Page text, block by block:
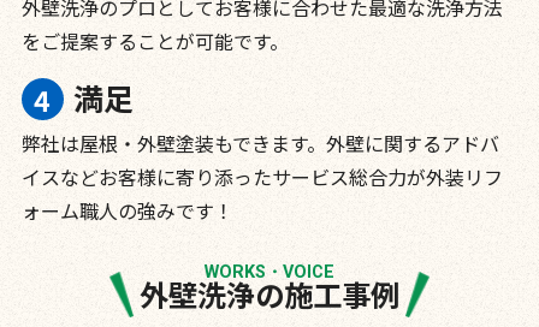
外壁洗浄のプロとしてお客様に合わせた最適な洗浄方法
をご提案することが可能です。
満足
弊社は屋根・外壁塗装もできます。外壁に関するアドバ
イスなどお客様に寄り添ったサービス総合力が外装リフ
ォーム職人の強みです！
外壁洗浄の施工事例
WORKS・VOICE